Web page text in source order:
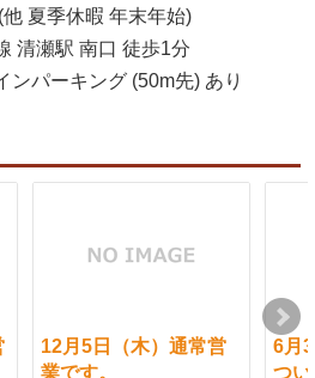
他 夏季休暇 年末年始)
清瀬駅 南口 徒歩1分
ンパーキング (50m先) あり
12月5日（木）通常営
業です。
6月
つい